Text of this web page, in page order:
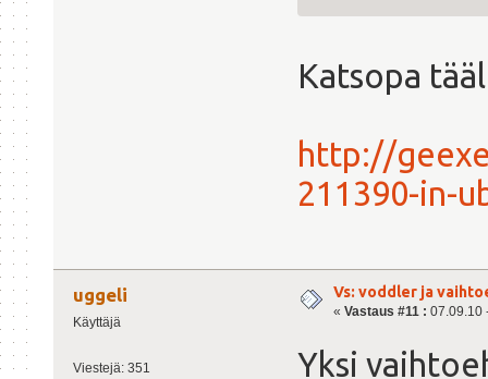
Katsopa
http://
211390-in-
uggeli
Käyttäjä
Viestejä: 351
Vs: voddler ja
« Vastaus #11 : 07.09.10
Yksi